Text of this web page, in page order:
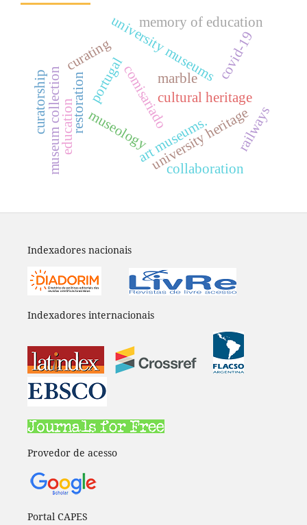
curating
comisariado
art museums.
marble
cultural heritage
portugal
museum collection
university museums
museologyuniversity heritage
restoration
memory of education
covid-19
collaboration
curatorship education railways
Indexadores nacionais
Indexadores internacionais
Provedor de acesso
Portal CAPES